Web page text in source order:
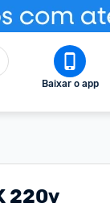
Baixar o app
220v